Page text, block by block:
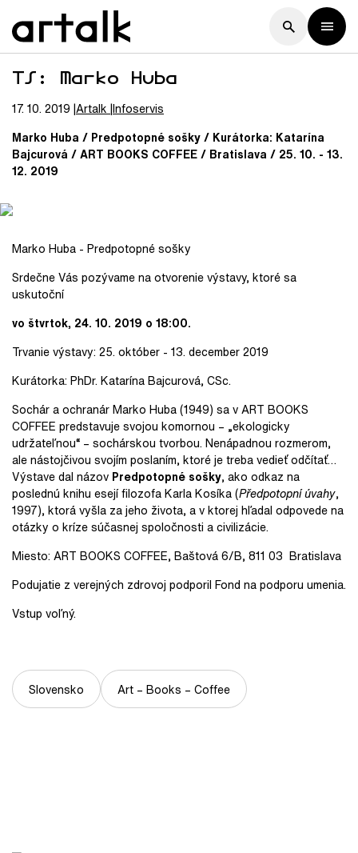
TS: Marko Huba
17. 10. 2019 Artalk Infoservis
Marko Huba / Predpotopné sošky / Kurátorka: Katarína
Bajcurová / ART BOOKS COFFEE / Bratislava / 25. 10. - 13.
12. 2019
Marko Huba - Predpotopné sošky
Srdečne Vás pozývame na otvorenie výstavy, ktoré sa
uskutoční
vo štvrtok, 24. 10. 2019 o 18:00.
Trvanie výstavy: 25. október - 13. december 2019
Kurátorka: PhDr. Katarína Bajcurová, CSc.
Sochár a ochranár Marko Huba (1949) sa v ART BOOKS
COFFEE predstavuje svojou komornou – „ekologicky
udržateľnou“ – sochárskou tvorbou. Nenápadnou rozmerom,
ale nástojčivou svojím poslaním, ktoré je treba vedieť odčítať…
Výstave dal názov Predpotopné sošky, ako odkaz na
poslednú knihu esejí filozofa Karla Kosíka (Předpotopní úvahy,
1997), ktorá vyšla za jeho života, a v ktorej hľadal odpovede na
otázky o kríze súčasnej spoločnosti a civilizácie.
Miesto: ART BOOKS COFFEE, Baštová 6/B, 811 03 Bratislava
Podujatie z verejných zdrovoj podporil Fond na podporu umenia.
Vstup voľný.
Slovensko Art – Books – Coffee